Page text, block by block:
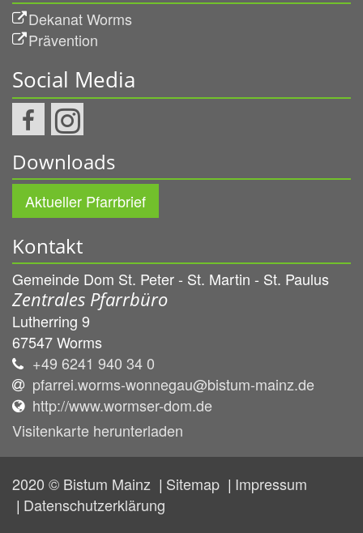
Dekanat Worms
Prävention
Social Media
Downloads
Aktueller Pfarrbrief
Kontakt
Gemeinde Dom St. Peter - St. Martin - St. Paulus
Zentrales Pfarrbüro
Lutherring 9
67547Worms
+49 6241 940 34 0
pfarrei.worms-wonnegau@bistum-mainz.de
http://www.wormser-dom.de
Visitenkarte herunterladen
2020 © Bistum Mainz Sitemap
Impressum
Datenschutzerklärung